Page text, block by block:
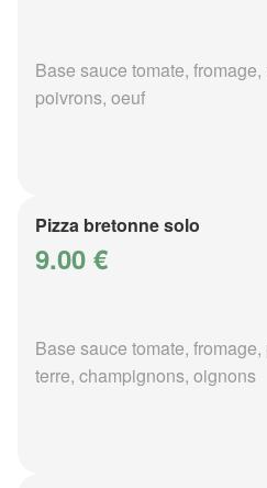
Base sauce tomate,
poivrons, oeuf
Pizza bretonne solo
9.00 €
Base sauce tomate,
terre, champignons, oignons